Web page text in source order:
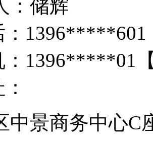
储辉
1396*****601
1396*****01
中景商务中心C